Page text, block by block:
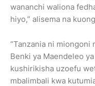
wananchi waliona
hiyo,” alisema na
“Tanzania ni miongoni
Benki ya Maendeleo
kushirikisha uzoefu
mbalimbali kwa